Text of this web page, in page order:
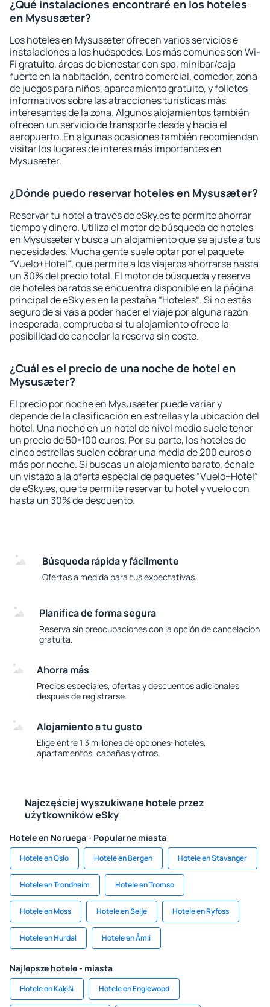
¿Qué instalaciones encontraré en los hoteles
en Mysusæter?
Los hoteles en Mysusæter ofrecen varios servicios e
instalaciones a los huéspedes. Los más comunes son Wi-
Fi gratuito, áreas de bienestar con spa, minibar/caja
fuerte en la habitación, centro comercial, comedor, zona
de juegos para niños, aparcamiento gratuito, y folletos
informativos sobre las atracciones turísticas más
interesantes de la zona. Algunos alojamientos también
ofrecen un servicio de transporte desde y hacia el
aeropuerto. En algunas ocasiones también recomiendan
visitar los lugares de interés más importantes en
Mysusæter.
¿Dónde puedo reservar hoteles en Mysusæter?
Reservar tu hotel a través de eSky.es te permite ahorrar
tiempo y dinero. Utiliza el motor de búsqueda de hoteles
en Mysusæter y busca un alojamiento que se ajuste a tus
necesidades. Mucha gente suele optar por el paquete
“Vuelo+Hotel“, que permite a los viajeros ahorrarse hasta
un 30% del precio total. El motor de búsqueda y reserva
de hoteles baratos se encuentra disponible en la página
principal de eSky.es en la pestaña “Hoteles“. Si no estás
seguro de si vas a poder hacer el viaje por alguna razón
inesperada, comprueba si tu alojamiento ofrece la
posibilidad de cancelar la reserva sin coste.
¿Cuál es el precio de una noche de hotel en
Mysusæter?
El precio por noche en Mysusæter puede variar y
depende de la clasificación en estrellas y la ubicación del
hotel. Una noche en un hotel de nivel medio suele tener
un precio de 50-100 euros. Por su parte, los hoteles de
cinco estrellas suelen cobrar una media de 200 euros o
más por noche. Si buscas un alojamiento barato, échale
un vistazo a la oferta especial de paquetes “Vuelo+Hotel“
de eSky.es, que te permite reservar tu hotel y vuelo con
hasta un 30% de descuento.
Búsqueda rápida y fácilmente
Ofertas a medida para tus expectativas.
Planifica de forma segura
Reserva sin preocupaciones con la opción de cancelación
gratuita.
Ahorra más
Precios especiales, ofertas y descuentos adicionales
después de registrarse.
Alojamiento a tu gusto
Elige entre 1.3 millones de opciones: hoteles,
apartamentos, cabañas y otros.
Najczęściej wyszukiwane hotele przez
użytkowników eSky
Hotele en Noruega - Popularne miasta
Hotele en Oslo Hotele en Bergen Hotele en Stavanger
Hotele en Trondheim Hotele en Tromso
Hotele en Moss Hotele en Selje Hotele en Ryfoss
Hotele en Hurdal Hotele en Åmli
Najlepsze hotele - miasta
Hotele en Kāķīši Hotele en Englewood